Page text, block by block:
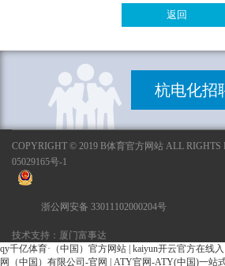
返回
杭电化招
COPYRIGHT © 2019 B体育官方网站 ALL RIGHTS
05029165号-1
浙公网安备 33011102000204号
技术支持：厦门富事达
qy千亿体育·（中国）官方网站 kaiyun开云官方在线
网（中国）有限公司-官网
ATY官网-ATY(中国)一站